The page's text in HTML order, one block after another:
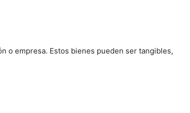
o empresa. Estos bienes pueden ser tangibles,